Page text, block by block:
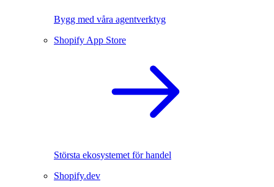
Bygg med våra agentverktyg
Shopify App Store
Största ekosystemet för handel
Shopify.dev